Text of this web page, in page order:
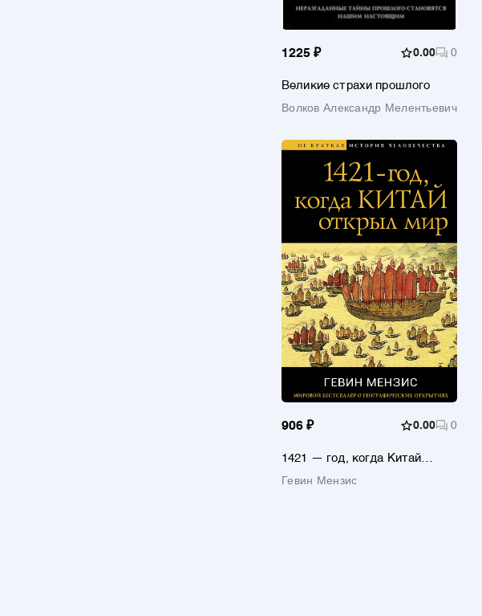
1225 ₽ 0.00 0
Великие страхи прошлого
Волков Александр Мелентьевич
906 ₽ 0.00 0
1421 — год, когда Китай
Гевин Мензис